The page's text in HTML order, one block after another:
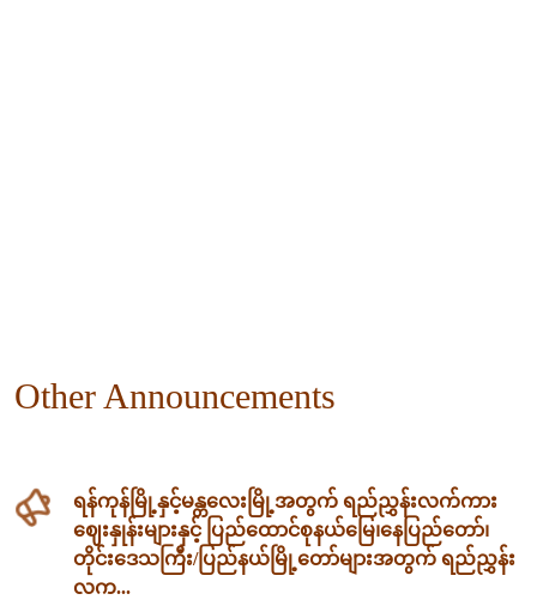
Other Announcements
ရန်ကုန်မြို့နှင့်မန္တလေးမြို့အတွက် ရည်ညွှန်းလက်ကား
ဈေးနှုန်းများနှင့် ပြည်ထောင်စုနယ်မြေ၊နေပြည်တော်၊
တိုင်းဒေသကြီး/ပြည်နယ်မြို့တော်များအတွက် ရည်ညွှန်း
လက...